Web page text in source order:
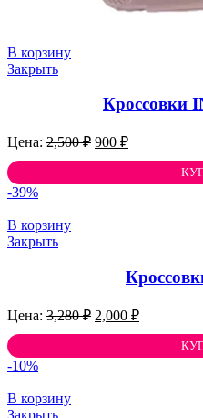
В корзину
Закрыть
Кроссовки
2,500₽ Первоначальная
900 ₽Текущая
-39%
В корзину
Закрыть
3,280₽ Первоначальная
2,000 ₽Текущая
2,000 ₽.
-10%
В корзину
Закрыть